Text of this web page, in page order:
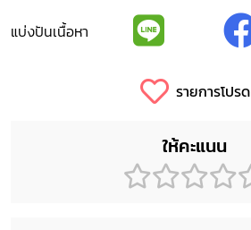
แบ่งปันเนื้อหา
รายการโปรด
ให้คะแนน